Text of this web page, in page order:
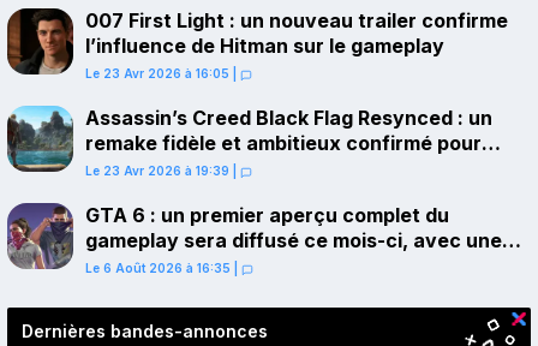
007 First Light : un nouveau trailer confirme
l’influence de Hitman sur le gameplay
Le 23 Avr 2026 à 16:05
Assassin’s Creed Black Flag Resynced : un
remake fidèle et ambitieux confirmé pour
juillet sur PS5
Le 23 Avr 2026 à 19:39
GTA 6 : un premier aperçu complet du
gameplay sera diffusé ce mois-ci, avec une
avant-première sur Netflix
Le 6 Août 2026 à 16:35
Dernières bandes-annonces